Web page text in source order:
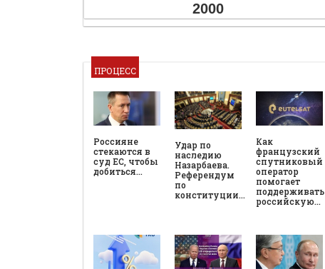
2000
ПРОЦЕСС
Россияне
стекаются в
суд ЕС, чтобы
добиться…
Удар по
наследию
Назарбаева.
Референдум
по
конституции…
Как
французский
спутниковый
оператор
помогает
поддерживать
российскую…